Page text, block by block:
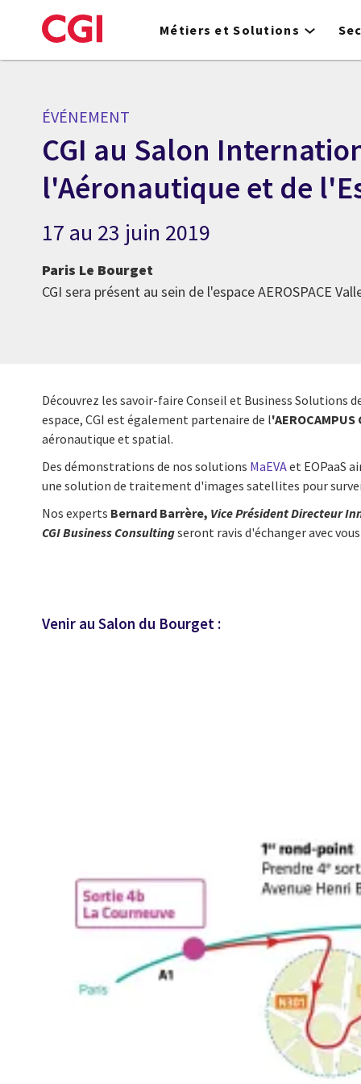
to
Métiers et Solutions
ÉVÉNEMENT
CGI au Salon
l'Aéronautique et de
17 au 23 juin 2019
Paris Le Bourget
CGI sera présent au sein de l'espace AEROSPACE
Découvrez les savoir-faire Conseil et Business Solutions
espace, CGI est également partenaire de l
aéronautique et spatial.
Des démonstrations de nos solutions MaEVAet EOPaaS
une solution de traitement d'images satellites pour
Nos experts Bernard Barrère, Vice Président Directeur
CGI Business Consultingseront ravis d'échanger avec
Venir au Salon du Bourget :